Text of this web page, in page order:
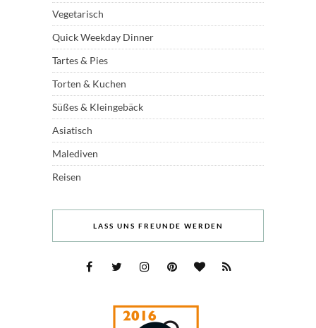
Vegetarisch
Quick Weekday Dinner
Tartes & Pies
Torten & Kuchen
Süßes & Kleingebäck
Asiatisch
Malediven
Reisen
LASS UNS FREUNDE WERDEN